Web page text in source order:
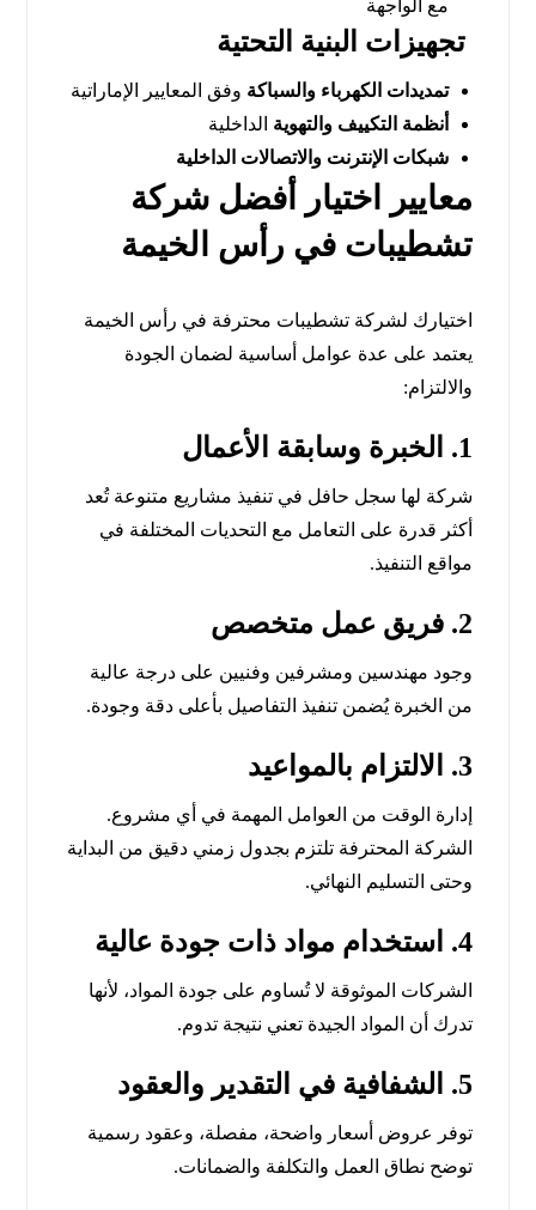
مع الواجهة
تجهيزات البنية التحتية
تمديدات الكهرباء والسباكة وفق المعايير الإماراتية
أنظمة التكييف والتهوية الداخلية
شبكات الإنترنت والاتصالات الداخلية
معايير اختيار أفضل شركة
تشطيبات في رأس الخيمة
اختيارك لشركة تشطيبات محترفة في رأس الخيمة
يعتمد على عدة عوامل أساسية لضمان الجودة
والالتزام:
1. الخبرة وسابقة الأعمال
شركة لها سجل حافل في تنفيذ مشاريع متنوعة تُعد
أكثر قدرة على التعامل مع التحديات المختلفة في
مواقع التنفيذ.
2. فريق عمل متخصص
وجود مهندسين ومشرفين وفنيين على درجة عالية
من الخبرة يُضمن تنفيذ التفاصيل بأعلى دقة وجودة.
3. الالتزام بالمواعيد
إدارة الوقت من العوامل المهمة في أي مشروع.
الشركة المحترفة تلتزم بجدول زمني دقيق من البداية
وحتى التسليم النهائي.
4. استخدام مواد ذات جودة عالية
الشركات الموثوقة لا تُساوم على جودة المواد، لأنها
تدرك أن المواد الجيدة تعني نتيجة تدوم.
5. الشفافية في التقدير والعقود
توفر عروض أسعار واضحة، مفصلة، وعقود رسمية
توضح نطاق العمل والتكلفة والضمانات.